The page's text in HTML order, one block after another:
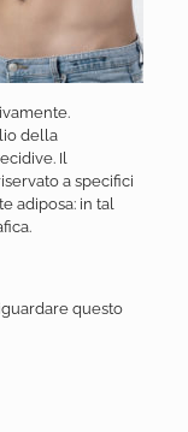
della
Il
a specifici
adiposa: in tal
questo